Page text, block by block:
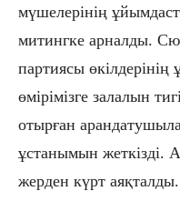
мүшелерінің
митингке арналды.
партиясы
өмірімізге залалын
отырған
ұстанымын жеткізді.
жерден күрт аяқталды.